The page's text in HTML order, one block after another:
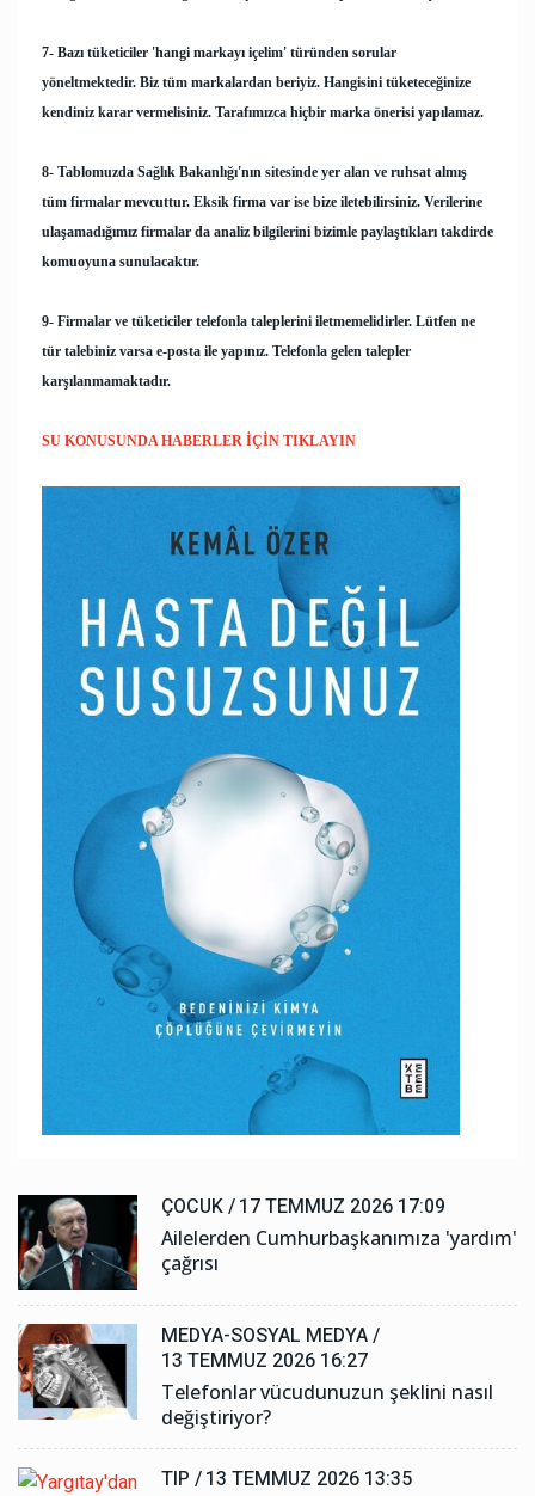
7- Bazı tüketiciler 'hangi markayı içelim' türünden sorular
yöneltmektedir. Biz tüm markalardan beriyiz. Hangisini tüketeceğinize
kendiniz karar vermelisiniz. Tarafımızca hiçbir marka önerisi yapılamaz.
8- Tablomuzda Sağlık Bakanlığı'nın sitesinde yer alan ve ruhsat almış
tüm firmalar mevcuttur. Eksik firma var ise bize iletebilirsiniz. Verilerine
ulaşamadığımız firmalar da analiz bilgilerini bizimle paylaştıkları takdirde
komuoyuna sunulacaktır.
9- Firmalar ve tüketiciler telefonla taleplerini iletmemelidirler. Lütfen ne
tür talebiniz varsa e-posta ile yapınız. Telefonla gelen talepler
karşılanmamaktadır.
SU KONUSUNDA HABERLER İÇİN TIKLAYIN
ÇOCUK /17 TEMMUZ 2026 17:09
Ailelerden Cumhurbaşkanımıza 'yardım'
çağrısı
MEDYA-SOSYAL MEDYA /
13 TEMMUZ 2026 16:27
Telefonlar vücudunuzun şeklini nasıl
değiştiriyor?
TIP /13 TEMMUZ 2026 13:35